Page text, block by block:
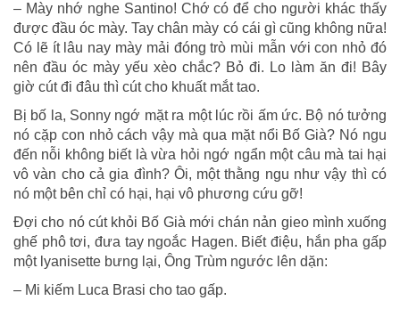
– Mày nhớ nghe Santino! Chớ có để cho người khác thấy
được đầu óc mày. Tay chân mày có cái gì cũng không nữa!
Có lẽ ít lâu nay mày mải đóng trò mùi mẫn với con nhỏ đó
nên đầu óc mày yếu xèo chắc? Bỏ đi. Lo làm ăn đi! Bây
giờ cút đi đâu thì cút cho khuất mắt tao.
Bị bố la, Sonny ngớ mặt ra một lúc rồi ấm ức. Bộ nó tưởng
nó cặp con nhỏ cách vậy mà qua mặt nổi Bố Già? Nó ngu
đến nỗi không biết là vừa hỏi ngớ ngẩn một câu mà tai hại
vô vàn cho cả gia đình? Ôi, một thằng ngu như vậy thì có
nó một bên chỉ có hại, hại vô phương cứu gỡ!
Đợi cho nó cút khỏi Bố Già mới chán nản gieo mình xuống
ghế phô tơi, đưa tay ngoắc Hagen. Biết điệu, hắn pha gấp
một lyanisette bưng lại, Ông Trùm ngước lên dặn:
– Mi kiếm Luca Brasi cho tao gấp.